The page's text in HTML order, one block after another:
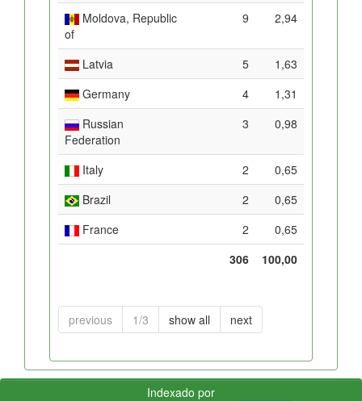
Moldova, Republic
of
9 2,94
Latvia 5
1,63
Germany
4
1,31
Russian
Federation
3 0,98
Italy 2
0,65
Brazil
2
0,65
France
2
0,65
306
100,00
previous 1/3 show all next
Indexado por